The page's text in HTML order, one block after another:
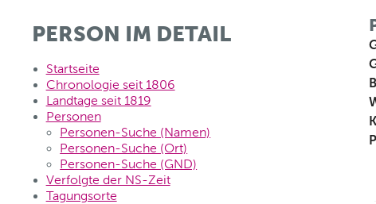
PERSON IM DETAIL
Startseite
Chronologie seit 1806
Landtage seit 1819
Personen
Personen-Suche (Namen)
Personen-Suche (Ort)
Personen-Suche (GND)
Verfolgte der NS-Zeit
Tagungsorte